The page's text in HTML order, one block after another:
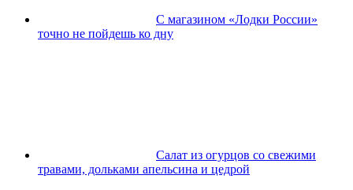
С магазином «Лодки России»
точно не пойдешь ко дну
Салат из огурцов со свежими
травами, дольками апельсина и цедрой